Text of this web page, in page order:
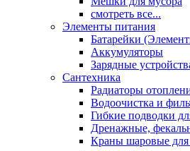
смотреть все...
Элементы питания
Батарейки
Аккумуляторы
Зарядные
Сантехника
Радиаторы
Водоочистка и
Гибкие подводки
Дренажные,
Краны шаровые для